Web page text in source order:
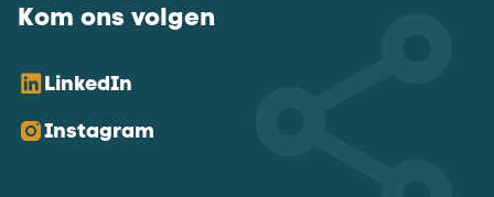
Kom ons volgen
LinkedIn
Instagram